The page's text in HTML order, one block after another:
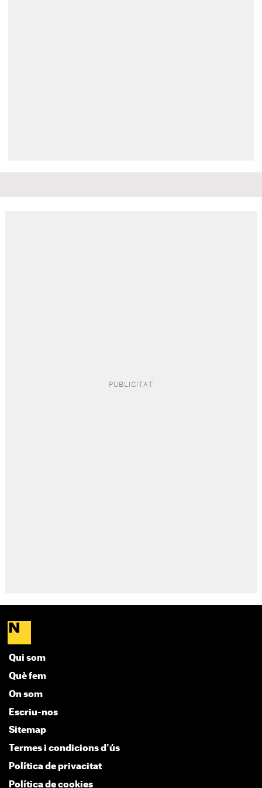
Qui som
Què fem
On som
Escriu-nos
Sitemap
Termes i condicions d'ús
Política de privacitat
Política de cookies